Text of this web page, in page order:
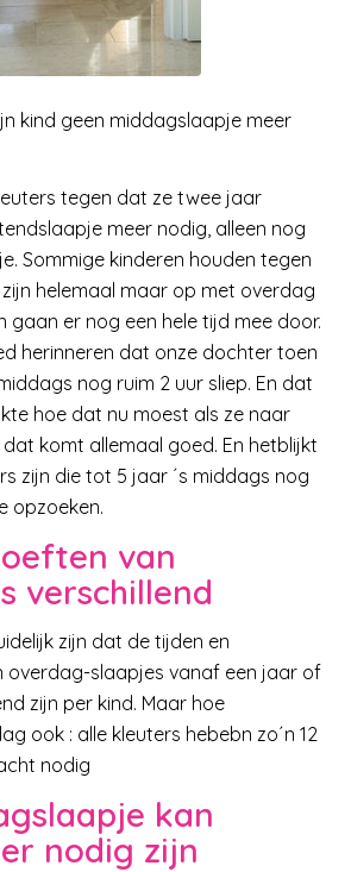
kind geen middagslaapje meer
tegen dat ze twee jaar
meer nodig, alleen nog
Sommige kinderen houden tegen
helemaal maar op met overdag
gaan er nog een hele tijd mee door.
herinneren dat onze dochter toen
nog ruim 2 uur sliep. En dat
hoe dat nu moest als ze naar
komt allemaal goed. En hetblijkt
zijn die tot 5 jaar ´s middags nog
opzoeken.
van
verschillend
zijn dat de tijden en
overdag-slaapjes vanaf een jaar of
zijn per kind. Maar hoe
ook : alle kleuters hebebn zo´n 12
nodig
kan
nodig zijn